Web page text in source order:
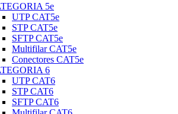
5e
UTP CAT5e
STP CAT5e
SFTP CAT5e
Multifilar CAT5e
Conectores CAT5e
6
UTP CAT6
STP CAT6
SFTP CAT6